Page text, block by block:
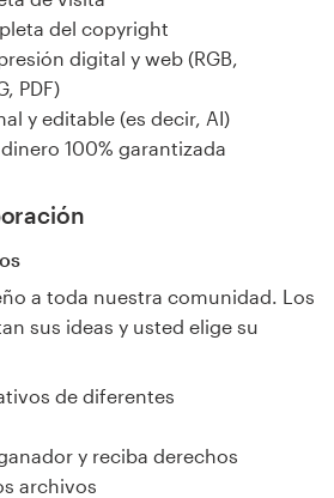
del copyright
digital y web (RGB,
PDF)
y editable (es decir, AI)
100% garantizada
a toda nuestra comunidad. Los
sus ideas y usted elige su
de diferentes
y reciba derechos
archivos